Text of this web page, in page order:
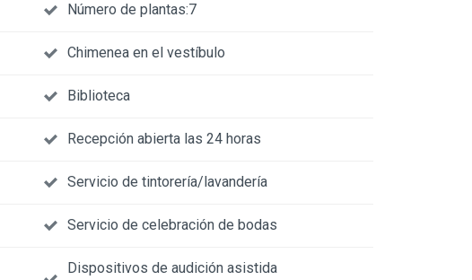
Número de plantas:7
Chimenea en el vestíbulo
Biblioteca
Recepción abierta las 24 horas
Servicio de tintorería/lavandería
Servicio de celebración de bodas
Dispositivos de audición asistida